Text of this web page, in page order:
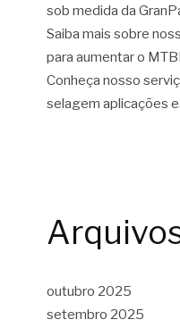
sob medida da
Saiba mais sobre
para aumentar o
Conheça nosso
selagem aplicações
outubro 2025
setembro 2025